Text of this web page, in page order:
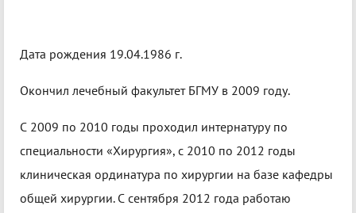
Дата рождения 19.04.1986 г.
Окончил лечебный факультет БГМУ в 2009 году.
С 2009 по 2010 годы проходил интернатуру по
специальности «Хирургия», с 2010 по 2012 годы
клиническая ординатура по хирургии на базе кафедры
общей хирургии. С сентября 2012 года работаю